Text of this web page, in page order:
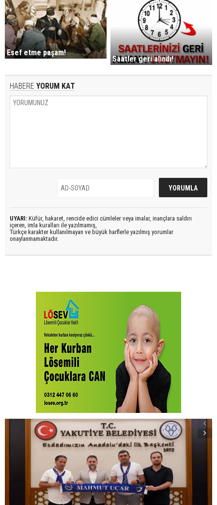
Esef etme paşam!
Saatler geri alındı!
HABERE YORUM KAT
UYARI: Küfür, hakaret, rencide edici cümleler veya imalar, inançlara saldırı
içeren, imla kuralları ile yazılmamış,
Türkçe karakter kullanılmayan ve büyük harflerle yazılmış yorumlar
onaylanmamaktadır.